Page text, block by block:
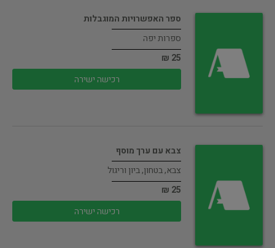
ספר האפשרויות המוגבלות
ספרות יפה
25 ₪
רכישה ישירה
צבא עם ערך מוסף
צבא, בטחון, ביון וריגול
25 ₪
רכישה ישירה